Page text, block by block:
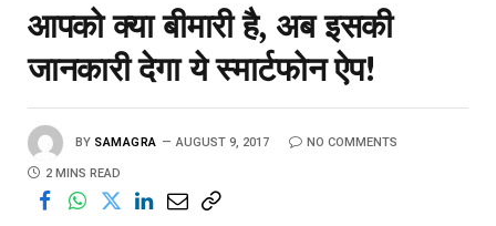
आपको क्या बीमारी है, अब इसकी
जानकारी देगा ये स्मार्टफोन ऐप!
BY SAMAGRA AUGUST 9, 2017 NO COMMENTS
2 MINS READ